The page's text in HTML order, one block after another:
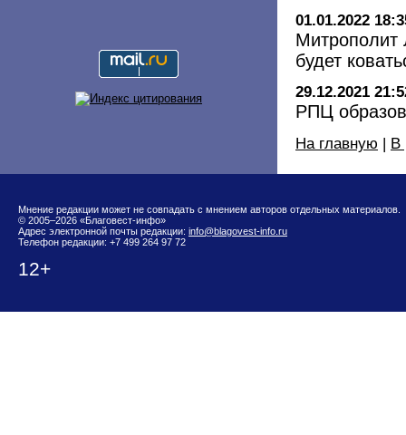
01.01.2022
Митрополит
будет
29.12.2021
РПЦ
На главную | В
Мнение редакции может не совпадать с мнением авторов отдельных материалов.
© 2005–2026 «Благовест-инфо»
Адрес электронной почты редакции: info@blagovest-info.ru
Телефон редакции: +7 499 264 97 72
12+